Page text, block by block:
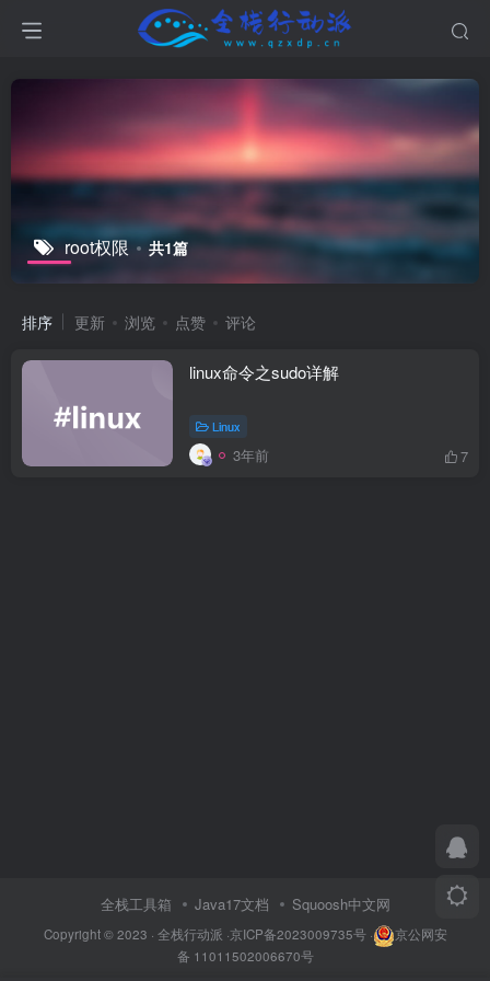
root权限 共1篇
排序 更新 浏览 点赞 评论
linux命令之sudo详解
Linux
3年前 7
全栈工具箱 Java17文档 Squoosh中文网
Copyright © 2023 · 全栈行动派 ·京ICP备2023009735号·
京公网安
备 11011502006670号